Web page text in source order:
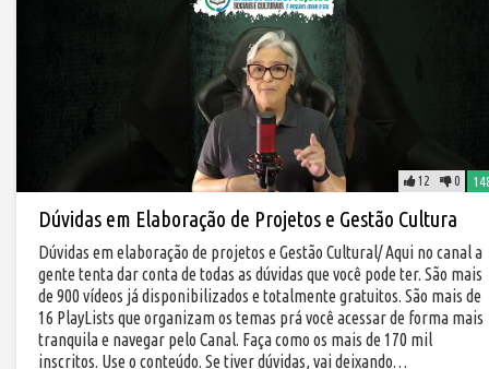
0
12
Dúvidas em Elaboração de Projetos e Gestão Cultura
Dúvidas em elaboração de projetos e Gestão Cultural/ Aqui no canal a
gente tenta dar conta de todas as dúvidas que você pode ter. São mais
de 900 vídeos já disponibilizados e totalmente gratuitos. São mais de
16 PlayLists que organizam os temas prá você acessar de forma mais
tranquila e navegar pelo Canal. Faça como os mais de 170 mil
inscritos. Use o conteúdo. Se tiver dúvidas, vai deixando…